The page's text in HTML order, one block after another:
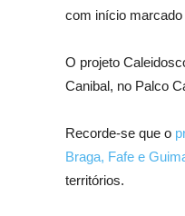
com início marcado
O projeto
Canibal, no Palco
Recorde-se que o
Braga, Fafe e
territórios.